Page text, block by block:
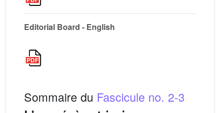
Editorial Board - English
Sommaire du Fascicule no. 2-3